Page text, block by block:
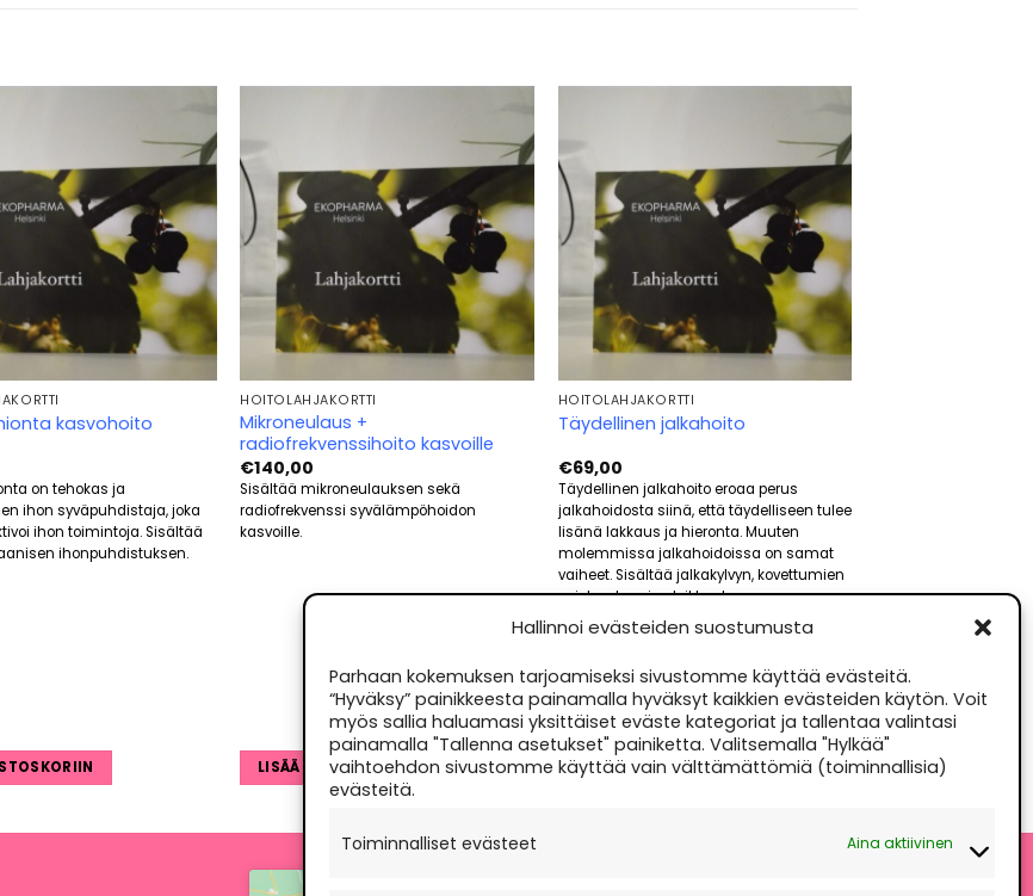
Hallinnoi evästeiden suostumusta
Parhaan kokemuksen tarjoamiseksi sivustomme käyttää evästeitä.
“Hyväksy” painikkeesta painamalla hyväksyt kaikkien evästeiden käytön. Voit
myös sallia haluamasi yksittäiset eväste kategoriat ja tallentaa valintasi
painamalla "Tallenna asetukset" painiketta. Valitsemalla "Hylkää"
vaihtoehdon sivustomme käyttää vain välttämättömiä (toiminnallisia)
evästeitä.
Toiminnalliset evästeet Aina aktiivinen
kasvohoito
on tehokas ja
ihon syväpuhdistaja, joka
ihon toimintoja. Sisältää
ihonpuhdistuksen.
HOITOLAHJAKORTTI
Mikroneulaus +
radiofrekvenssihoito kasvoille
€140,00
Sisältää mikroneulauksen sekä
radiofrekvenssi syvälämpöhoidon
kasvoille.
LISÄÄ OSTOSKORIIN
HOITOLAHJAKORTTI
Täydellinen jalkahoito
€69,00
Täydellinen jalkahoito eroaa perus
jalkahoidosta siinä, että täydelliseen tulee
lisänä lakkaus ja hieronta. Muuten
molemmissa jalkahoidoissa on samat
vaiheet. Sisältää jalkakylvyn, kovettumien
poiston, kynsien leikkauksen,
kynsinauhojen hoidon, lakkauksen ja
hieronnan. Hoidon kesto maksimissaan
LISÄÄ OSTOSKORIIN